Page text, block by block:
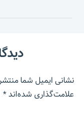
نشانی ایمیل شما
علامت‌گذاری شده‌اند*